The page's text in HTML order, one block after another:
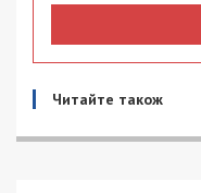
Читайте також